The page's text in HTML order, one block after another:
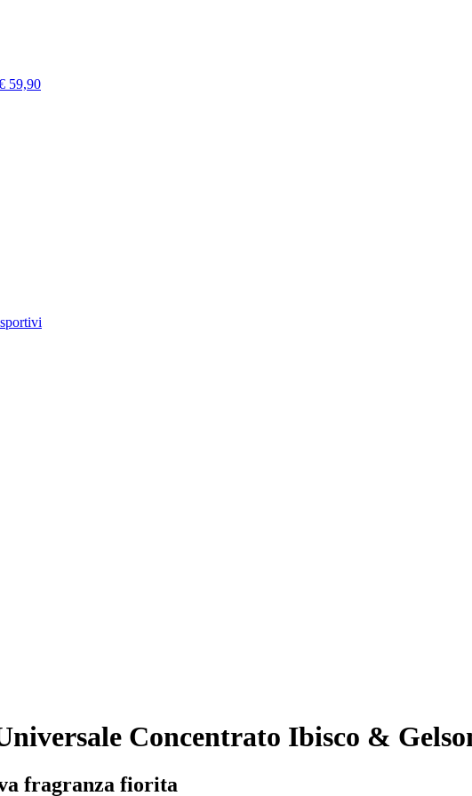
59,90
Concentrato Ibisco &
fragranza fiorita